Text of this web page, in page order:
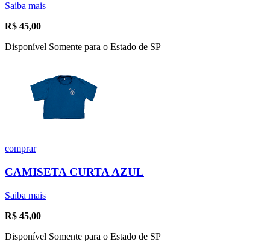
Saiba mais
R$ 45,00
Disponível Somente para o Estado de SP
comprar
CAMISETA CURTA AZUL
Saiba mais
R$ 45,00
Disponível Somente para o Estado de SP